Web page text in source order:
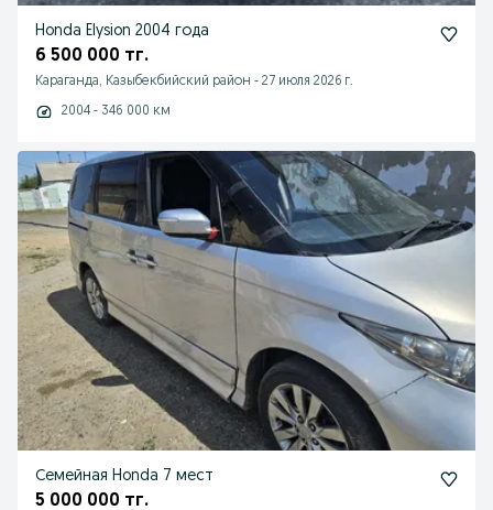
Honda Elysion 2004 года
6 500 000 тг.
Караганда, Казыбекбийский район - 27 июля 2026 г.
2004 - 346 000 км
Семейная Honda 7 мест
5 000 000 тг.